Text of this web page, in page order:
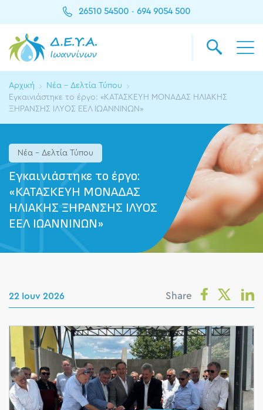
26510 54500 - 694 9054 500
Αρχική
Νέα - Δελτία Τύπου
Εγκαινιάστηκε το έργο: «ΚΑΤΑΣΚΕΥΗ ΜΟΝΑΔΑΣ ΗΛΙΑΚΗΣ
ΞΗΡΑΝΣΗΣ ΙΛΥΟΣ ΕΕΛ ΙΩΑΝΝΙΝΩΝ»
Νέα - Δελτία Τύπου
Εγκαινιάστηκε το έργο:
«ΚΑΤΑΣΚΕΥΗ ΜΟΝΑΔΑΣ
ΗΛΙΑΚΗΣ ΞΗΡΑΝΣΗΣ ΙΛΥΟΣ
ΕΕΛ ΙΩΑΝΝΙΝΩΝ»
22 Ιουν 2026 Share